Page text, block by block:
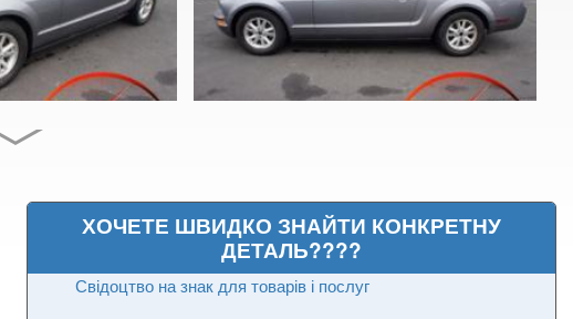
ХОЧЕТЕ ШВИДКО ЗНАЙТИ КОНКРЕТНУ
ДЕТАЛЬ????
Свідоцтво на знак для товарів і послуг